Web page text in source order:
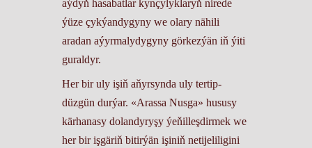
aýdyň hasabatlar kynçylyklaryň nirede
ýüze çykýandygyny we olary nähili
aradan aýyrmalydygyny görkezýän iň ýiti
guraldyr.
Her bir uly işiň aňyrsynda uly tertip-
düzgün durýar. «Arassa Nusga» hususy
kärhanasy dolandyryşy ýeňilleşdirmek we
her bir işgäriň bitirýän işiniň netijeliligini